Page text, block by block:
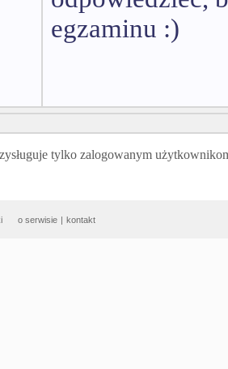
egzaminu :)
tylko zalogowanym
o serwisie | kontakt